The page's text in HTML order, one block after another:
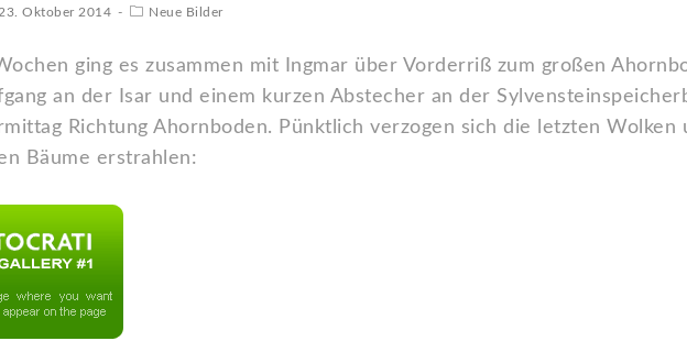
23. Oktober 2014 Neue Bilder
ging es zusammen mit Ingmar über Vorderriß zum großen
an der Isar und einem kurzen Abstecher an der
Richtung Ahornboden. Pünktlich verzogen sich die letzten Wolken
Bäume erstrahlen: